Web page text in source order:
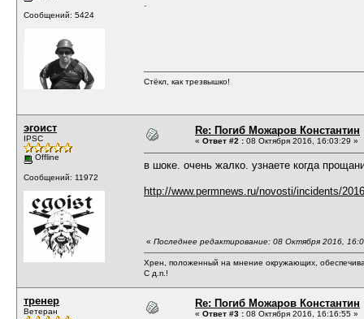
Сообщений: 5424
Стёкл, как трезвышко!
эгоист
IPSC
Offline
Сообщений: 11972
Re: Погиб Можаров Константин
« Ответ #2 : 08 Октября 2016, 16:03:29 »
в шоке. очень жалко. узнаете когда
http://www.permnews.ru/novosti/incidents/
« Последнее редактирование: 08 Октября 2016,
Хрен, положенный на мнение окружающих,
С д.п.!
тренер
Ветеран
Re: Погиб Можаров Константин
« Ответ #3 : 08 Октября 2016, 16:16:55 »